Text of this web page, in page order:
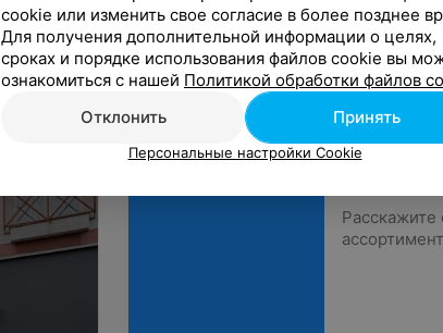
Поделитесь
мнением
cookie или изменить свое согласие в более позднее
Для получения дополнительной информации о целях,
сроках и порядке использования файлов cookie вы
ознакомиться с нашей Политикой обработки файлов
Отклонить
Принять
Персональные настройки Cookie